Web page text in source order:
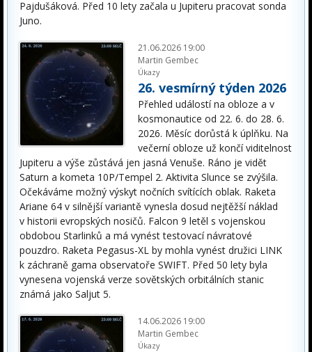
Pajdušáková. Před 10 lety začala u Jupiteru pracovat sonda
Juno.
21.06.2026 19:00
Martin Gembec
Úkazy
26. vesmírný týden 2026
Přehled událostí na obloze a v
kosmonautice od 22. 6. do 28. 6.
2026. Měsíc dorůstá k úplňku. Na
večerní obloze už končí viditelnost
Jupiteru a výše zůstává jen jasná Venuše. Ráno je vidět
Saturn a kometa 10P/Tempel 2. Aktivita Slunce se zvýšila.
Očekáváme možný výskyt nočních svítících oblak. Raketa
Ariane 64 v silnější variantě vynesla dosud nejtěžší náklad
v historii evropských nosičů. Falcon 9 letěl s vojenskou
obdobou Starlinků a má vynést testovací návratové
pouzdro. Raketa Pegasus-XL by mohla vynést družici LINK
k záchraně gama observatoře SWIFT. Před 50 lety byla
vynesena vojenská verze sovětských orbitálních stanic
známá jako Saljut 5.
14.06.2026 19:00
Martin Gembec
Úkazy